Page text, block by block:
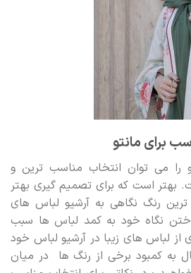
برای مانتو
می توان انتخاب مناسب ترین و
بهتر است که برای تصمیم گیری بهتر
رنگ نگاهی به آرشیو لباس های
نگاه خود به کمد لباس ها سبب
از لباس های زیبا در آرشیو لباس خود
به کمبود برخی از رنگ ها در میان